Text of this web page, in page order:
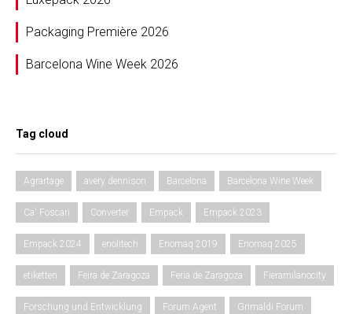
Packaging Première 2026
Barcelona Wine Week 2026
Tag cloud
Agrartage avery dennison Barcelona Barcelona Wine Week
Ca' Foscari Converter Empack Empack 2023
Empack 2024 enolitech Enomaq 2019 Enomaq 2025
etiketten Feira de Zaragoza Feria de Zaragoza Fieramilanocity
Forschung und Entwicklung Forum Agent Grimaldi Forum